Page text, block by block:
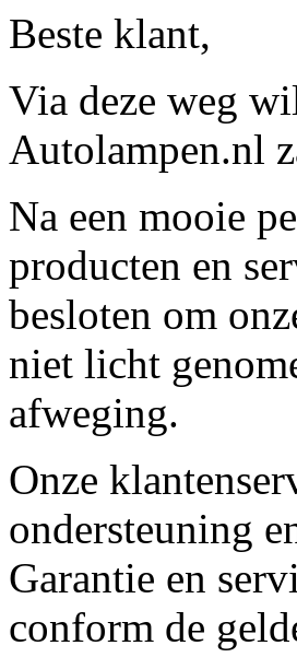
Beste klant,
Via deze weg
Autolampen.nl
Na een mooie
producten en
besloten om
niet licht
afweging.
Onze
ondersteuning
Garantie en
conform de